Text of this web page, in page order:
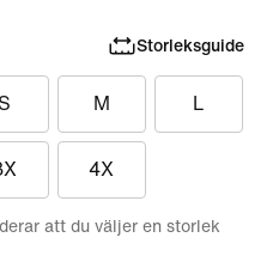
Storleksguide
S M L
4X
att du väljer en storlek